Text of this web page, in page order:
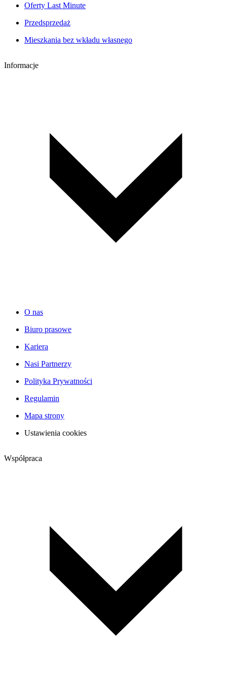
Oferty Last Minute
Przedsprzedaż
Mieszkania bez wkładu własnego
Informacje
O nas
Biuro prasowe
Kariera
Nasi Partnerzy
Polityka Prywatności
Regulamin
Mapa strony
Ustawienia cookies
Współpraca